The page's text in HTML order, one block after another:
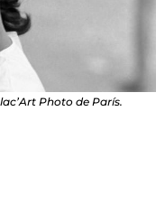
Photo de París.